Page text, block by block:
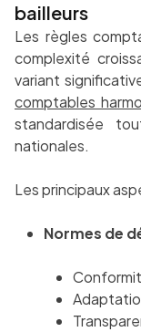
bailleurs
Les règles
complexité
variant
comptables
standardisée
nationales.
Les principaux
Normes de